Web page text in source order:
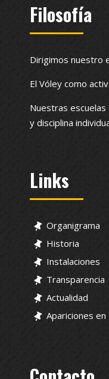
Filosofía
Dirigimos nuestro
El Vóley como
Nuestras
y disciplina
Links
Organigrama
Historia
Instalaciones
Transparencia
Actualidad
Apariciones